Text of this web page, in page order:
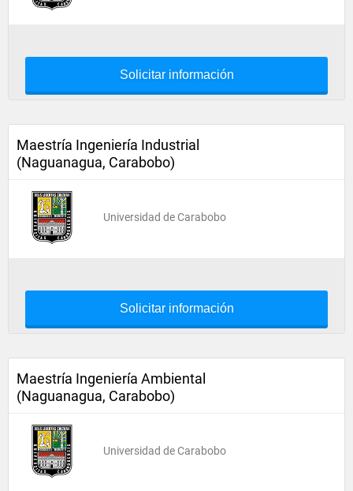
Solicitar información
Maestría Ingeniería Industrial
(Naguanagua, Carabobo)
Universidad de Carabobo
Solicitar información
Maestría Ingeniería Ambiental
(Naguanagua, Carabobo)
Universidad de Carabobo